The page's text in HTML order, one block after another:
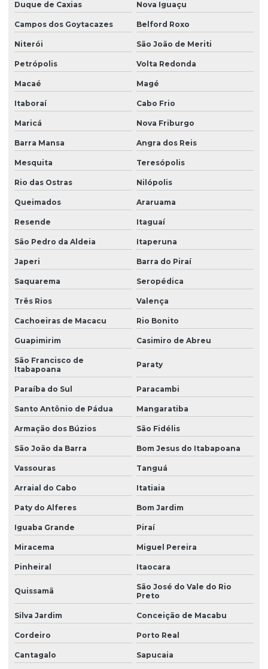
Empresas de sondagem rotativa
Empresas de sondagem rotativa diamantada
Ensaio geofísico
Ensaio geotécnico
Ensaio de sondagem do solo
Ensaios geotécnicos de laboratório
Ensaios laboratoriais de solos
Estudo de erosão
Estudo de solos
Gestão de áreas contaminadas
Investigação ambiental preliminar
Investigação confirmatória
Investigação confirmatória de passivo ambiental
Investigação de passivo ambiental
Levantamento topográfico altimétrico
Levantamento topográfico cadastral
Levantamento topográfico com drone
Levantamento topográfico georreferenciado
Levantamento topográfico planialtimétrico cadastral
Levantamento topográfico planimétrico
Licença ambiental de instalação
Licença de instalação e licença de operação
Licença de instalação e operação
Licença de operação ambiental
Licença de operação da empresa
Licença de operação renovação
Duque de Caxias Nova Iguaçu
Campos dos Goytacazes Belford Roxo
Niterói São João de Meriti
Petrópolis Volta Redonda
Macaé Magé
Itaboraí Cabo Frio
Maricá Nova Friburgo
Barra Mansa Angra dos Reis
Mesquita Teresópolis
Rio das Ostras Nilópolis
Queimados Araruama
Resende Itaguaí
São Pedro da Aldeia Itaperuna
Japeri Barra do Piraí
Saquarema Seropédica
Três Rios Valença
Cachoeiras de Macacu Rio Bonito
Guapimirim Casimiro de Abreu
São Francisco de
Itabapoana
Paraty
Paraíba do Sul Paracambi
Santo Antônio de Pádua Mangaratiba
Armação dos Búzios São Fidélis
São João da Barra Bom Jesus do Itabapoana
Vassouras Tanguá
Arraial do Cabo Itatiaia
Paty do Alferes Bom Jardim
Iguaba Grande Piraí
Miracema Miguel Pereira
Pinheiral Itaocara
Quissamã
São José do Vale do Rio
Preto
Silva Jardim Conceição de Macabu
Cordeiro Porto Real
Cantagalo Sapucaia